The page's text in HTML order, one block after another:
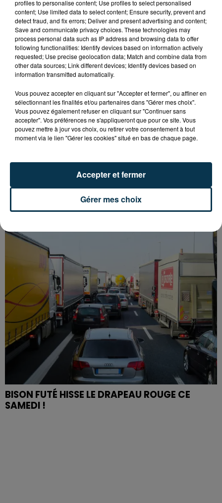
CYANOBACTÉRIES : LE PRÉFÊT PREND UN
ARRÊTÉ POUR LES ACTIVITÉS DE...
L’ASSE RÉDUIT FACE À SOCHAUX, UNE
PREMIÈRE VICTOIRE POUR NOS VERTS ?
BISON FUTÉ HISSE LE DRAPEAU ROUGE CE
SAMEDI !
profiles to personalise content; Use profiles to select personalised
content; Use limited data to select content; Ensure security, prevent and
detect fraud, and fix errors; Deliver and present advertising and content;
Save and communicate privacy choices. These technologies may
process personal data such as IP address and browsing data to offer
following functionalities: Identify devices based on information actively
requested; Use precise geolocation data; Match and combine data from
other data sources; Link different devices; Identify devices based on
information transmitted automatically.
Vous pouvez accepter en cliquant sur "Accepter et fermer", ou affiner en
sélectionnant les finalités et/ou partenaires dans "Gérer mes choix".
Vous pouvez également refuser en cliquant sur "Continuer sans
accepter". Vos préférences ne s'appliqueront que pour ce site. Vous
pouvez mettre à jour vos choix, ou retirer votre consentement à tout
moment via le lien "Gérer les cookies" situé en bas de chaque page.
Gérer mes choix
Accepter et fermer